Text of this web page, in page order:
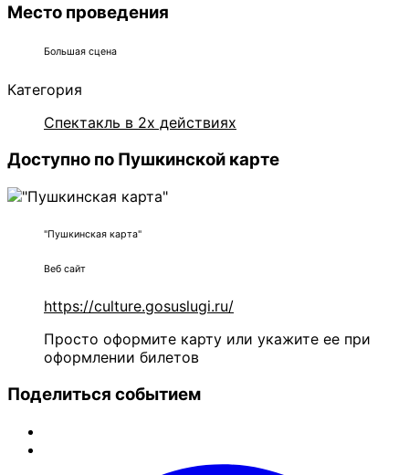
Место проведения
Большая сцена
Категория
Спектакль в 2х действиях
Доступно по Пушкинской карте
"Пушкинская карта"
Веб сайт
https://culture.gosuslugi.ru/
Просто оформите карту или укажите ее при
оформлении билетов
Поделиться событием